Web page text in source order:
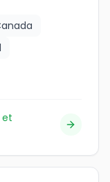
et